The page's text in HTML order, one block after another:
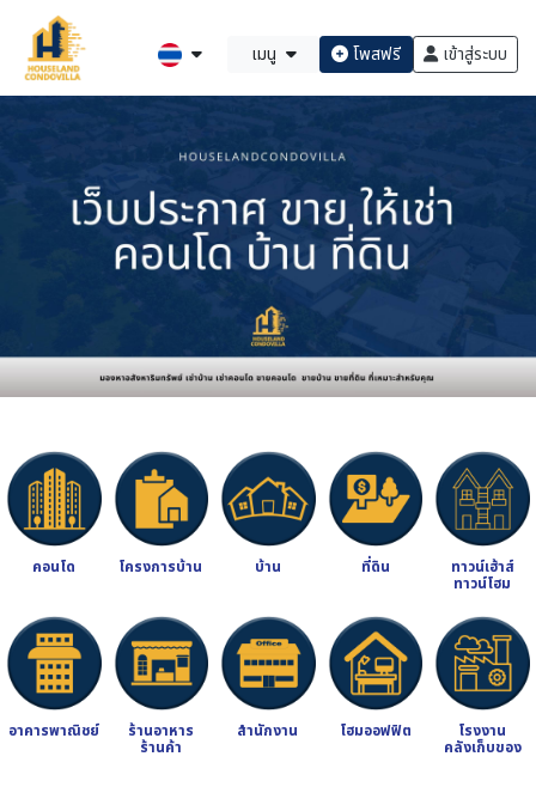
เมนู โพสฟรี เข้าสู่ระบบ
คอนโด โครงการบ้าน บ้าน ที่ดิน ทาวน์เฮ้าส์
ทาวน์โฮม
อาคารพาณิชย์ ร้านอาหาร
ร้านค้า
สำนักงาน โฮมออฟฟิต โรงงาน
คลังเก็บของ